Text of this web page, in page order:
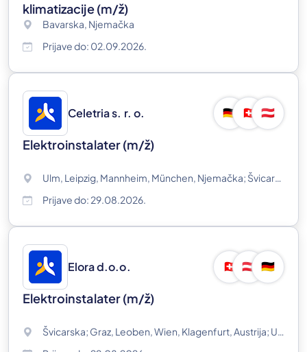
klimatizacije(m/ž)
Bavarska, Njemačka
Prijave do: 02.09.2026.
Celetria s. r. o. 🇩🇪 🇨🇭 🇦🇹
Elektroinstalater(m/ž)
Ulm, Leipzig, Mannheim, München, Njemačka; Švicarska; Graz, Leoben, Wien, Klagenfurt, Austrija
Prijave do: 29.08.2026.
Elora d.o.o. 🇨🇭 🇦🇹 🇩🇪
Elektroinstalater(m/ž)
Švicarska; Graz, Leoben, Wien, Klagenfurt, Austrija; Ulm, Leipzig, Mannheim, München, Njemačka